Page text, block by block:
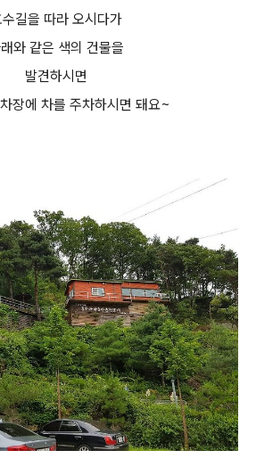
길을 따라 오시다가
와 같은 색의 건물을
발견하시면
장에 차를 주차하시면 돼요~